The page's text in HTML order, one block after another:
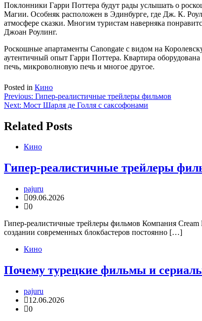
Поклонники Гарри Поттера будут рады услышать о
Магии. Особняк расположен в Эдинбурге, где Дж. К.
атмосфере сказки. Многим туристам наверняка
Джоан Роулинг.
Роскошные апартаменты Canongate с видом на
аутентичный опыт Гарри Поттера. Квартира
печь, микроволновую печь и многое другое.
Posted in Кино
Навигация
по
записям
Previous: Гипер-реалистичные трейлеры фильмов
Next: Мост Шарля де Голля с саксофонами
Related Posts
Кино
Гипер-реалистичные трейлеры
pajuru
09.06.2026
0
Гипер-реалистичные трейлеры фильмов Компания
создании современных блокбастеров постоянно […]
Кино
Почему турецкие фильмы и
pajuru
12.06.2026
0